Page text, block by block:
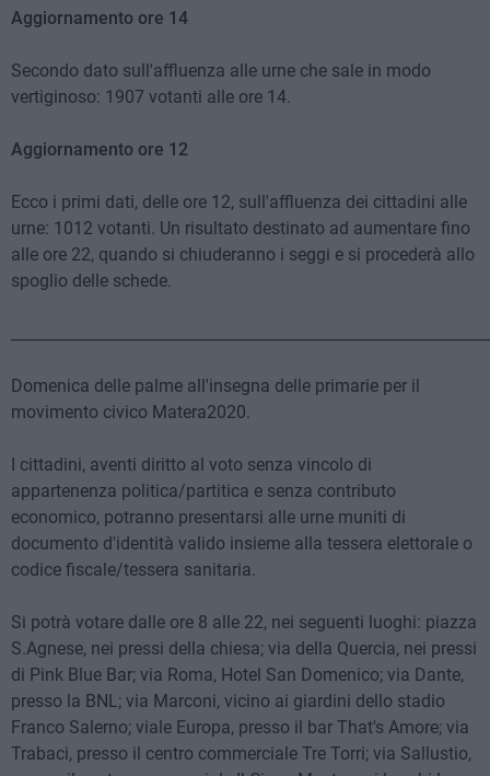
Aggiornamento ore 14
Secondo dato sull'affluenza alle urne che sale in modo
vertiginoso: 1907 votanti alle ore 14.
Aggiornamento ore 12
Ecco i primi dati, delle ore 12, sull'affluenza dei cittadini alle
urne: 1012 votanti. Un risultato destinato ad aumentare fino
alle ore 22, quando si chiuderanno i seggi e si procederà allo
spoglio delle schede.
Domenica delle palme all'insegna delle primarie per il
movimento civico Matera2020.
I cittadini, aventi diritto al voto senza vincolo di
appartenenza politica/partitica e senza contributo
economico, potranno presentarsi alle urne muniti di
documento d'identità valido insieme alla tessera elettorale o
codice fiscale/tessera sanitaria.
Si potrà votare dalle ore 8 alle 22, nei seguenti luoghi: piazza
S.Agnese, nei pressi della chiesa; via della Quercia, nei pressi
di Pink Blue Bar; via Roma, Hotel San Domenico; via Dante,
presso la BNL; via Marconi, vicino ai giardini dello stadio
Franco Salerno; viale Europa, presso il bar That's Amore; via
Trabaci, presso il centro commerciale Tre Torri; via Sallustio,